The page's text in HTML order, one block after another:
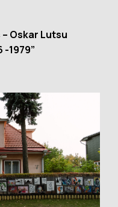
Oskar Lutsu
1979”